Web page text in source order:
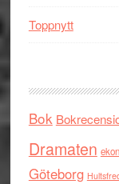
Toppnytt
Bok
Dramaten
Göteborg